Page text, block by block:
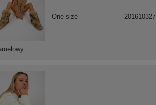
One size